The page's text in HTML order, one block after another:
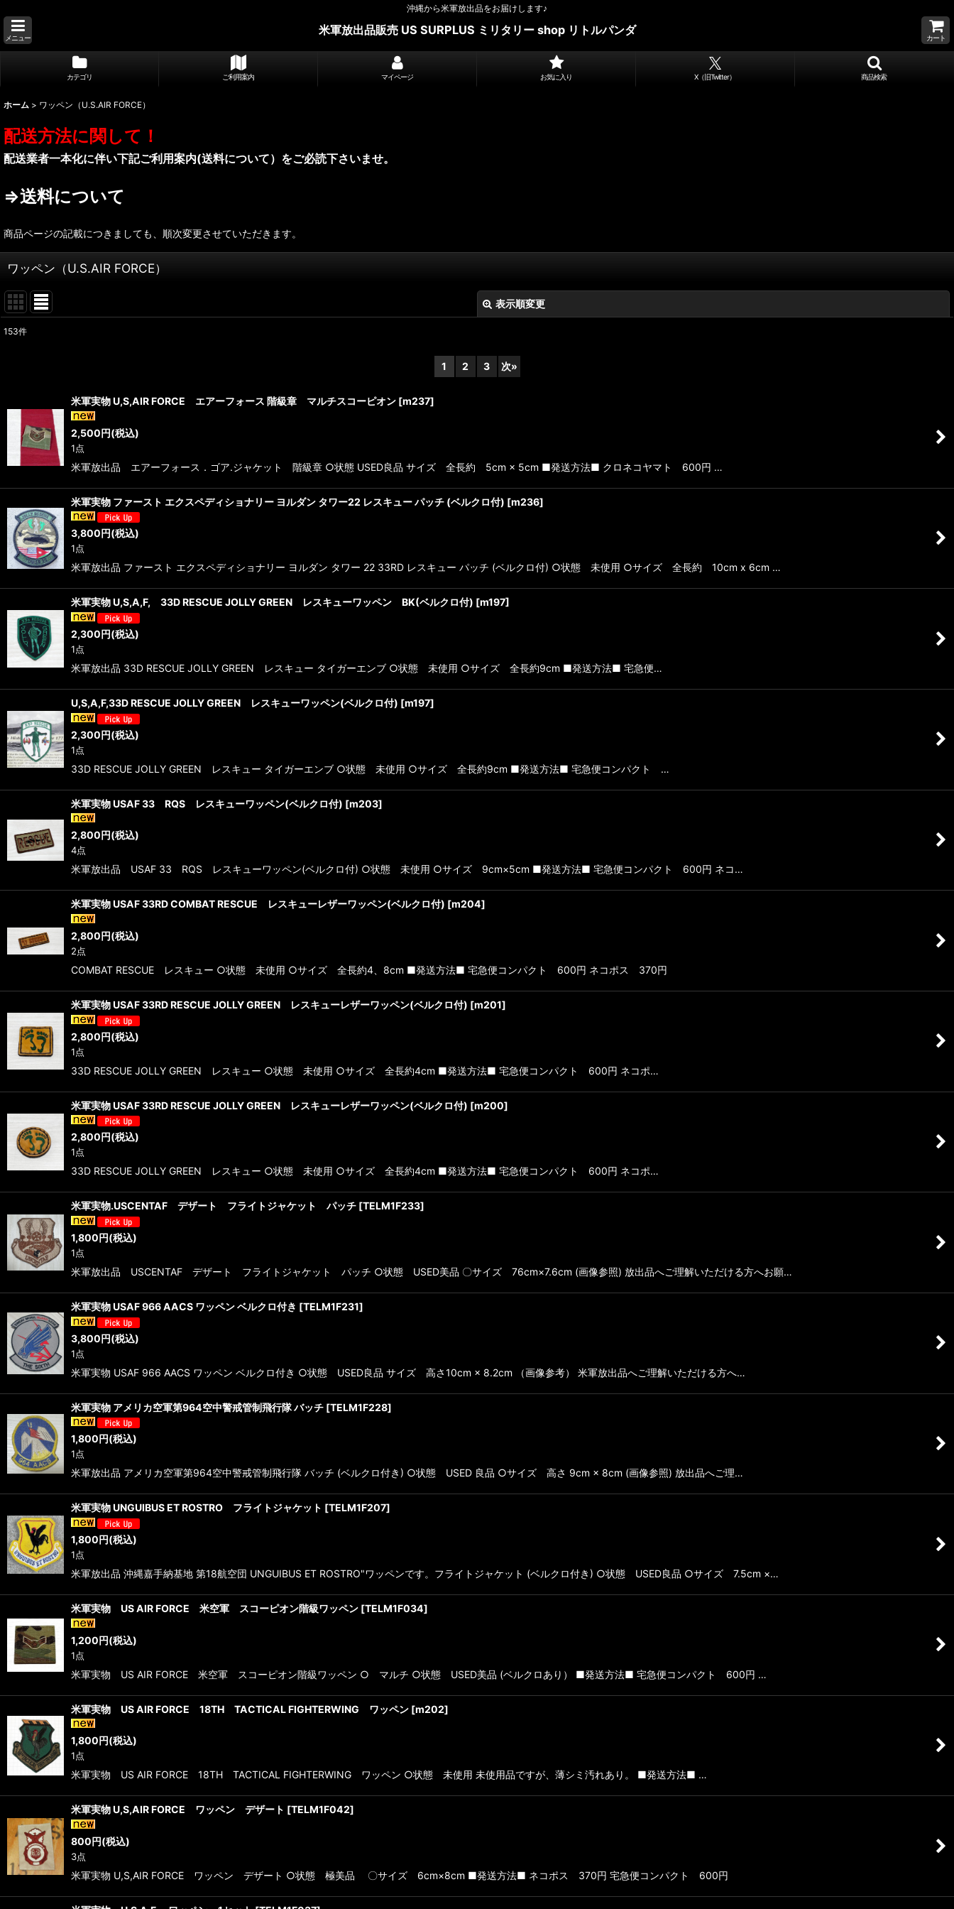
沖縄から米軍放出品をお届けします♪
メニュー
米軍放出品販売 US SURPLUS ミリタリー shop リトルパンダ
カート
カテゴリ ご利用案内 マイページ お気に入り X（旧Twitter） 商品検索
ホーム > ワッペン（U.S.AIR FORCE）
配送方法に関して！
配送業者一本化に伴い下記ご利用案内(送料について）をご必読下さいませ。
⇒送料について
商品ページの記載につきましても、順次変更させていただきます。
ワッペン（U.S.AIR FORCE）
表示順変更
並び順:
153件
1 2 3 次»
米軍実物 U,S,AIR FORCE エアーフォース 階級章 マルチスコーピオン [m237]
2,500円(税込)
1点
米軍放出品 エアーフォース．ゴア.ジャケット 階級章 ○状態 USED良品 サイズ 全長約 5cm × 5cm ■発送方法■ クロネコヤマト 600円 …
米軍実物 ファースト エクスペディショナリー ヨルダン タワー22 レスキュー パッチ (ベルクロ付) [m236]
3,800円(税込)
1点
米軍放出品 ファースト エクスペディショナリー ヨルダン タワー 22 33RD レスキュー パッチ (ベルクロ付) ○状態 未使用 ○サイズ 全長約 10cm x 6cm …
米軍実物 U,S,A,F, 33D RESCUE JOLLY GREEN レスキューワッペン BK(ベルクロ付) [m197]
2,300円(税込)
1点
米軍放出品 33D RESCUE JOLLY GREEN レスキュー タイガーエンブ ○状態 未使用 ○サイズ 全長約9cm ■発送方法■ 宅急便…
U,S,A,F,33D RESCUE JOLLY GREEN レスキューワッペン(ベルクロ付) [m197]
2,300円(税込)
1点
33D RESCUE JOLLY GREEN レスキュー タイガーエンブ ○状態 未使用 ○サイズ 全長約9cm ■発送方法■ 宅急便コンパクト …
米軍実物 USAF 33 RQS レスキューワッペン(ベルクロ付) [m203]
2,800円(税込)
4点
米軍放出品 USAF 33 RQS レスキューワッペン(ベルクロ付) ○状態 未使用 ○サイズ 9cm×5cm ■発送方法■ 宅急便コンパクト 600円 ネコ…
米軍実物 USAF 33RD COMBAT RESCUE レスキューレザーワッペン(ベルクロ付) [m204]
2,800円(税込)
2点
COMBAT RESCUE レスキュー ○状態 未使用 ○サイズ 全長約4、8cm ■発送方法■ 宅急便コンパクト 600円 ネコポス 370円
米軍実物 USAF 33RD RESCUE JOLLY GREEN レスキューレザーワッペン(ベルクロ付) [m201]
2,800円(税込)
1点
33D RESCUE JOLLY GREEN レスキュー ○状態 未使用 ○サイズ 全長約4cm ■発送方法■ 宅急便コンパクト 600円 ネコポ…
米軍実物 USAF 33RD RESCUE JOLLY GREEN レスキューレザーワッペン(ベルクロ付) [m200]
2,800円(税込)
1点
33D RESCUE JOLLY GREEN レスキュー ○状態 未使用 ○サイズ 全長約4cm ■発送方法■ 宅急便コンパクト 600円 ネコポ…
米軍実物.USCENTAF デザート フライトジャケット パッチ [TELM1F233]
1,800円(税込)
1点
米軍放出品 USCENTAF デザート フライトジャケット パッチ ○状態 USED美品 〇サイズ 76cm×7.6cm (画像参照) 放出品へご理解いただける方へお願…
米軍実物 USAF 966 AACS ワッペン ベルクロ付き [TELM1F231]
3,800円(税込)
1点
米軍実物 USAF 966 AACS ワッペン ベルクロ付き ○状態 USED良品 サイズ 高さ10cm × 8.2cm （画像参考） 米軍放出品へご理解いただける方へ…
米軍実物 アメリカ空軍第964空中警戒管制飛行隊 バッチ [TELM1F228]
1,800円(税込)
1点
米軍放出品 アメリカ空軍第964空中警戒管制飛行隊 バッチ (ベルクロ付き) ○状態 USED 良品 ○サイズ 高さ 9cm × 8cm (画像参照) 放出品へご理…
米軍実物 UNGUIBUS ET ROSTRO フライトジャケット [TELM1F207]
1,800円(税込)
1点
米軍放出品 沖縄嘉手納基地 第18航空団 UNGUIBUS ET ROSTRO"ワッペンです。フライトジャケット (ベルクロ付き) ○状態 USED良品 ○サイズ 7.5cm ×…
米軍実物 US AIR FORCE 米空軍 スコーピオン階級ワッペン [TELM1F034]
1,200円(税込)
1点
米軍実物 US AIR FORCE 米空軍 スコーピオン階級ワッペン ○ マルチ ○状態 USED美品 (ベルクロあり） ■発送方法■ 宅急便コンパクト 600円 …
米軍実物 US AIR FORCE 18TH TACTICAL FIGHTERWING ワッペン [m202]
1,800円(税込)
1点
米軍実物 US AIR FORCE 18TH TACTICAL FIGHTERWING ワッペン ○状態 未使用 未使用品ですが、薄シミ汚れあり。 ■発送方法■ …
米軍実物 U,S,AIR FORCE ワッペン デザート [TELM1F042]
800円(税込)
3点
米軍実物 U,S,AIR FORCE ワッペン デザート ○状態 極美品 〇サイズ 6cm×8cm ■発送方法■ ネコポス 370円 宅急便コンパクト 600円